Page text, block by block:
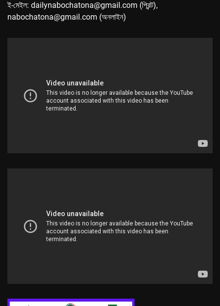
ই-মেইল: dailynabochatona@gmail.com (প্রিন্ট),
nabochatona@gmail.com (অনলাইন)